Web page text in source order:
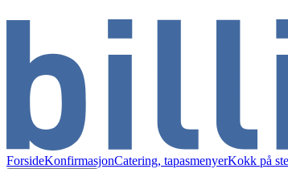
ForsideKonfirmasjonCatering, tapasmenyerKokk på